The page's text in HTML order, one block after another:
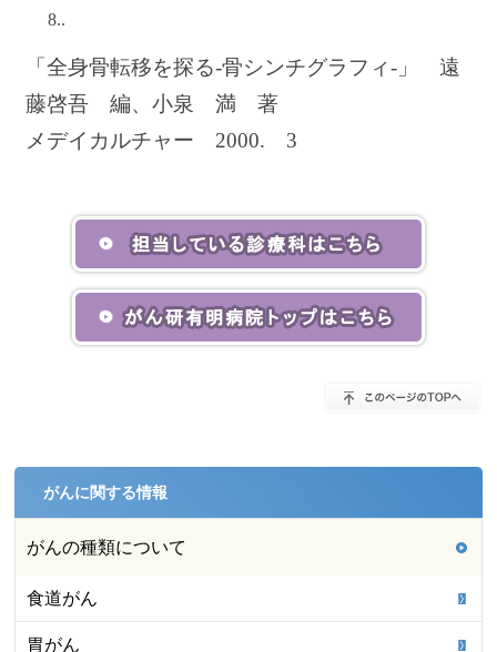
8..
「全身骨転移を探る-骨シンチグラフィ-」 遠
藤啓吾 編、小泉 満 著
メデイカルチャー 2000. 3
がんに関する情報
がんの種類について
食道がん
胃がん